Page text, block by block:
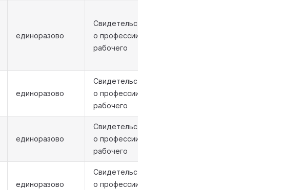
единоразово
Свидетельство
о профессии
рабочего
единоразово
Свидетельство
о профессии
рабочего
единоразово
Свидетельство
о профессии
рабочего
единоразово
Свидетельство
о профессии